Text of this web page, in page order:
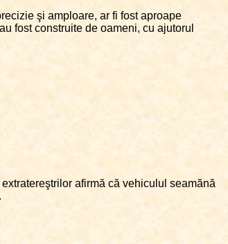
şi amploare, ar fi fost aproape
fost construite de oameni, cu ajutorul
afirmă că vehiculul seamănă